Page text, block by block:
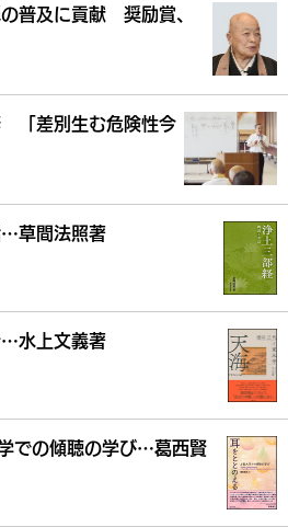
普及に貢献 奨励賞、
「差別生む危険性今
草間法照著
水上文義著
での傾聴の学び…葛西賢